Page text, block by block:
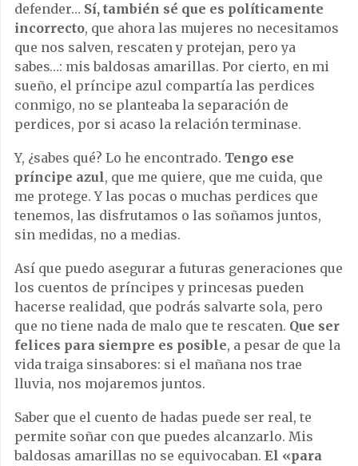
defender… Sí, también sé que es políticamente
incorrecto, que ahora las mujeres no necesitamos
que nos salven, rescaten y protejan, pero ya
sabes…: mis baldosas amarillas. Por cierto, en mi
sueño, el príncipe azul compartía las perdices
conmigo, no se planteaba la separación de
perdices, por si acaso la relación terminase.
Y, ¿sabes qué? Lo he encontrado. Tengo ese
príncipe azul, que me quiere, que me cuida, que
me protege. Y las pocas o muchas perdices que
tenemos, las disfrutamos o las soñamos juntos,
sin medidas, no a medias.
Así que puedo asegurar a futuras generaciones que
los cuentos de príncipes y princesas pueden
hacerse realidad, que podrás salvarte sola, pero
que no tiene nada de malo que te rescaten. Que ser
felices para siempre es posible, a pesar de que la
vida traiga sinsabores: si el mañana nos trae
lluvia, nos mojaremos juntos.
Saber que el cuento de hadas puede ser real, te
permite soñar con que puedes alcanzarlo. Mis
baldosas amarillas no se equivocaban. El «para